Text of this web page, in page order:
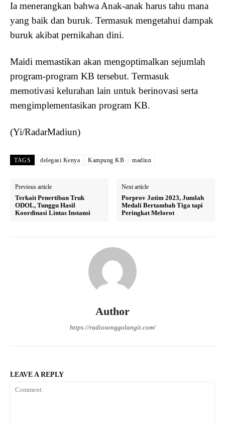
Ia menerangkan bahwa Anak-anak harus tahu mana
yang baik dan buruk. Termasuk mengetahui dampak
buruk akibat pernikahan dini.
Maidi memastikan akan mengoptimalkan sejumlah
program-program KB tersebut. Termasuk
memotivasi kelurahan lain untuk berinovasi serta
mengimplementasikan program KB.
(Yi/RadarMadiun)
TAGS delegasi Kenya Kampung KB madiun
Previous article
Terkait Penertiban Truk
ODOL, Tunggu Hasil
Koordinasi Lintas Instansi
Next article
Porprov Jatim 2023, Jumlah
Medali Bertambah Tiga tapi
Peringkat Melorot
Author
https://radiosonggolangit.com/
LEAVE A REPLY